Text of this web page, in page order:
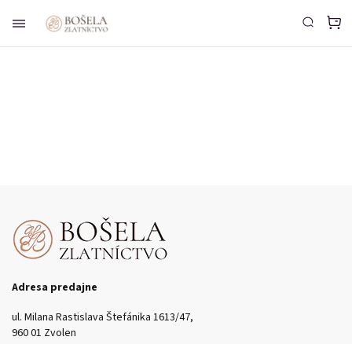
Adresa predajne
ul. Milana Rastislava Štefánika 1613/47,
960 01 Zvolen